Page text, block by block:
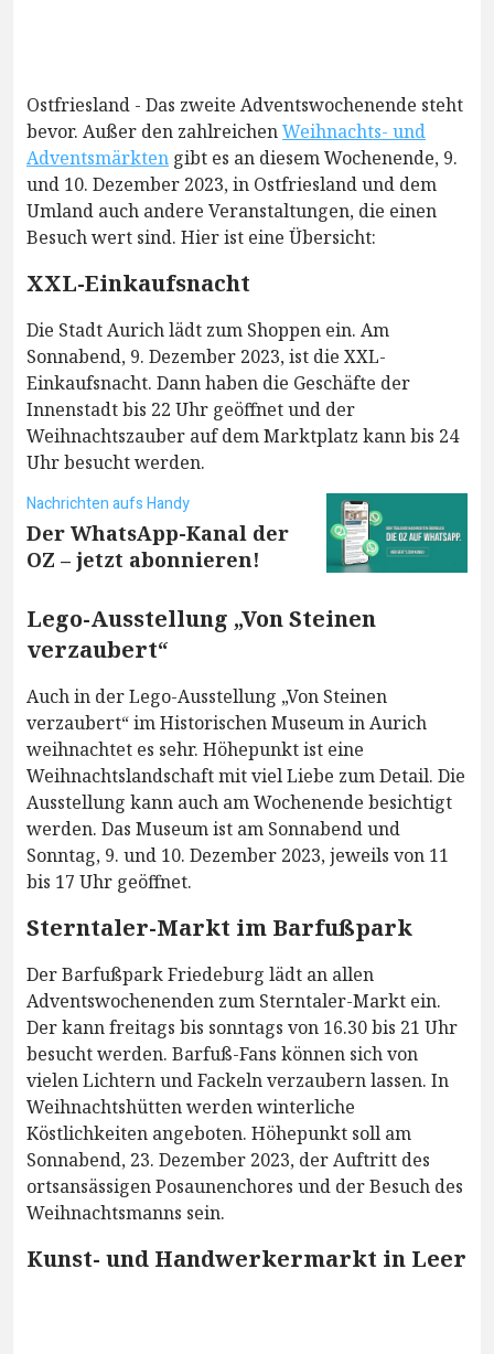
Ostfriesland - Das zweite Adventswochenende steht
bevor. Außer den zahlreichenWeihnachts- und
Adventsmärkten gibt es an diesem Wochenende, 9.
und 10. Dezember 2023, in Ostfriesland und dem
Umland auch andere Veranstaltungen, die einen
Besuch wert sind. Hier ist eine Übersicht:
XXL-Einkaufsnacht
Die Stadt Aurich lädt zum Shoppen ein. Am
Sonnabend, 9. Dezember 2023, ist die XXL-
Einkaufsnacht. Dann haben die Geschäfte der
Innenstadt bis 22 Uhr geöffnet und der
Weihnachtszauber auf dem Marktplatz kann bis 24
Uhr besucht werden.
Nachrichten aufs Handy
Der WhatsApp-Kanal der
OZ – jetzt abonnieren!
Lego-Ausstellung „Von Steinen
verzaubert“
Auch in der Lego-Ausstellung „Von Steinen
verzaubert“ im Historischen Museum in Aurich
weihnachtet es sehr. Höhepunkt ist eine
Weihnachtslandschaft mit viel Liebe zum Detail. Die
Ausstellung kann auch am Wochenende besichtigt
werden. Das Museum ist am Sonnabend und
Sonntag, 9. und 10. Dezember 2023, jeweils von 11
bis 17 Uhr geöffnet.
Sterntaler-Markt im Barfußpark
Der Barfußpark Friedeburg lädt an allen
Adventswochenenden zum Sterntaler-Markt ein.
Der kann freitags bis sonntags von 16.30 bis 21 Uhr
besucht werden. Barfuß-Fans können sich von
vielen Lichtern und Fackeln verzaubern lassen. In
Weihnachtshütten werden winterliche
Köstlichkeiten angeboten. Höhepunkt soll am
Sonnabend, 23. Dezember 2023, der Auftritt des
ortsansässigen Posaunenchores und der Besuch des
Weihnachtsmanns sein.
Kunst- und Handwerkermarkt in Leer